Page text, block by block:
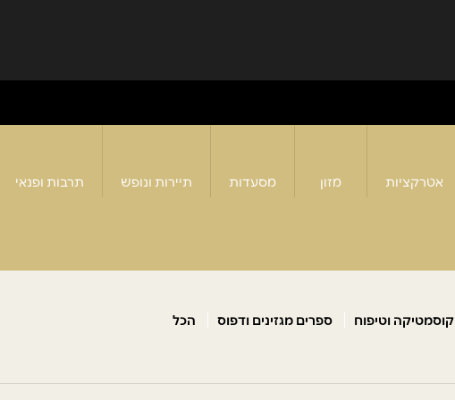
אטרקציות מזון מסעדות תיירות ונופש תרבות ופנאי
קוסמטיקה וטיפוח ספרים מגזינים ודפוס הכל